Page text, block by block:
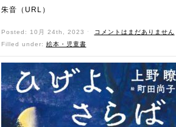
朱音（URL）
Posted: 10月 24th, 2023 ˑ
コメントはまだありません
Filled under: 絵本・児童書